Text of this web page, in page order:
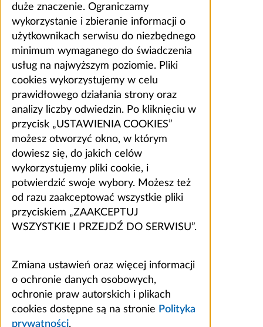
duże znaczenie. Ograniczamy
wykorzystanie i zbieranie informacji o
użytkownikach serwisu do niezbędnego
minimum wymaganego do świadczenia
usług na najwyższym poziomie. Pliki
cookies wykorzystujemy w celu
prawidłowego działania strony oraz
analizy liczby odwiedzin. Po kliknięciu w
przycisk „USTAWIENIA COOKIES”
możesz otworzyć okno, w którym
dowiesz się, do jakich celów
wykorzystujemy pliki cookie, i
potwierdzić swoje wybory. Możesz też
od razu zaakceptować wszystkie pliki
przyciskiem „ZAAKCEPTUJ
WSZYSTKIE I PRZEJDŹ DO SERWISU”.
Zmiana ustawień oraz więcej informacji
o ochronie danych osobowych,
ochronie praw autorskich i plikach
cookies dostępne są na stronie Polityka
prywatności.